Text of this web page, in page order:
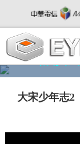
精彩影
大宋少年志2